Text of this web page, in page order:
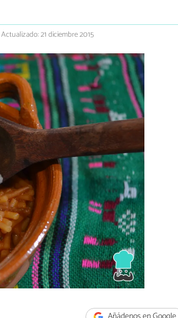
Actualizado: 21 diciembre 2015